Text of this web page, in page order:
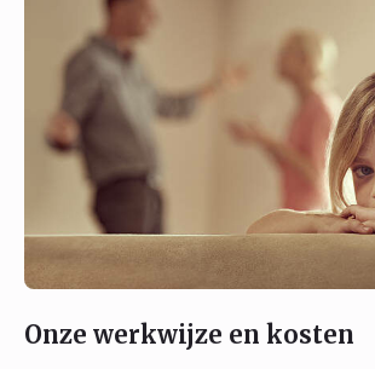
Onze werkwijze en kosten